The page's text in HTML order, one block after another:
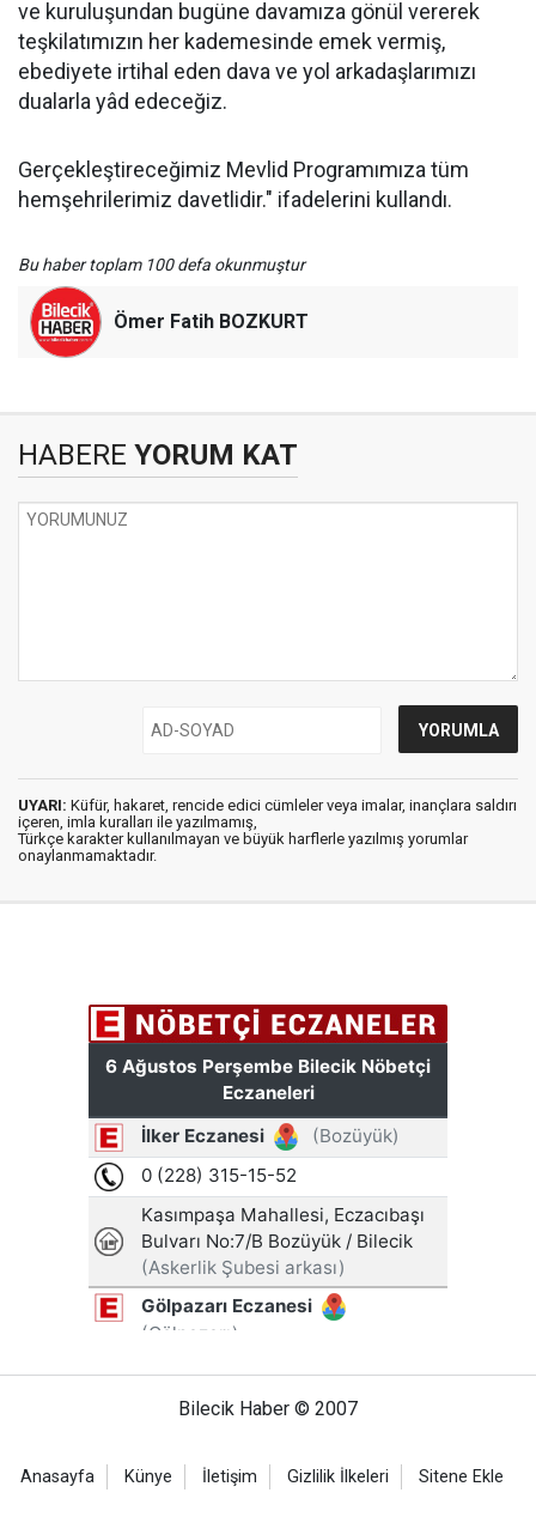
ve kuruluşundan bugüne davamıza gönül vererek
teşkilatımızın her kademesinde emek vermiş,
ebediyete irtihal eden dava ve yol arkadaşlarımızı
dualarla yâd edeceğiz.
Gerçekleştireceğimiz Mevlid Programımıza tüm
hemşehrilerimiz davetlidir." ifadelerini kullandı.
Bu haber toplam 100 defa okunmuştur
Ömer Fatih BOZKURT
HABERE YORUM KAT
UYARI: Küfür, hakaret, rencide edici cümleler veya imalar, inançlara saldırı
içeren, imla kuralları ile yazılmamış,
Türkçe karakter kullanılmayan ve büyük harflerle yazılmış yorumlar
onaylanmamaktadır.
Bilecik Haber © 2007
Anasayfa Künye İletişim Gizlilik İlkeleri Sitene Ekle